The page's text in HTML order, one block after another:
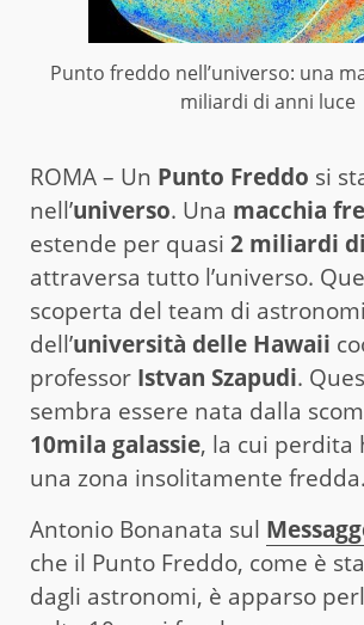
Punto freddo nell’universo: una
miliardi di anni luce
ROMA – Un Punto Freddo si
nell’universo. Una macchia
estende per quasi 2 miliardi
attraversa tutto l’universo.
scoperta del team di astronomi
dell’università delle Hawaii
professor Istvan Szapudi.
sembra essere nata dalla
10mila galassie, la cui perdita
una zona insolitamente fredda.
Antonio Bonanata sul
che il Punto Freddo, come è
dagli astronomi, è apparso